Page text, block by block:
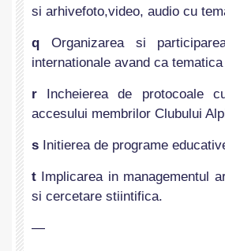
si arhivefoto,video, audio cu
q Organizarea si
internationale avand ca
r Incheierea de protocoale
accesului membrilor Clubului
s Initierea de programe
t Implicarea in managementul
si cercetare stiintifica.
—